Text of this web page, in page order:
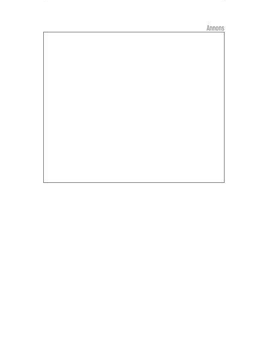
Annons